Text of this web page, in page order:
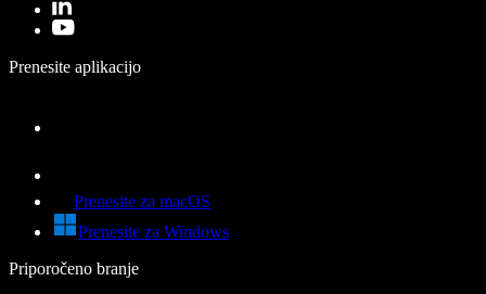
Prenesite aplikacijo
Prenesite za macOS
Prenesite za Windows
Priporočeno branje